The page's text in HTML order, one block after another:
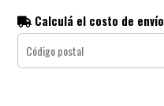
Calculá el costo de envío